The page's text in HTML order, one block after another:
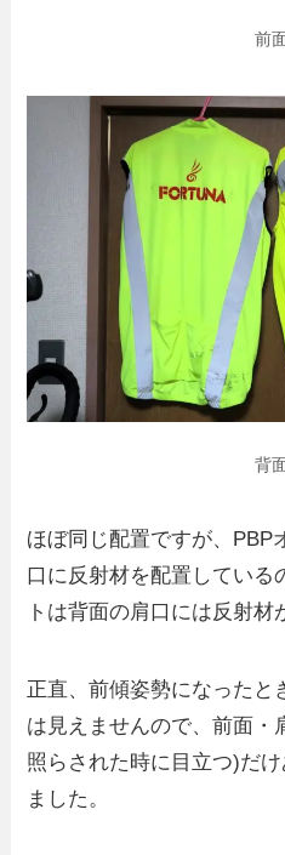
前
背
ほぼ同じ配置ですが、PBP
口に反射材を配置している
トは背面の肩口には反射材
正直、前傾姿勢になったと
は見えませんので、前面・
照らされた時に目立つ)だ
ました。